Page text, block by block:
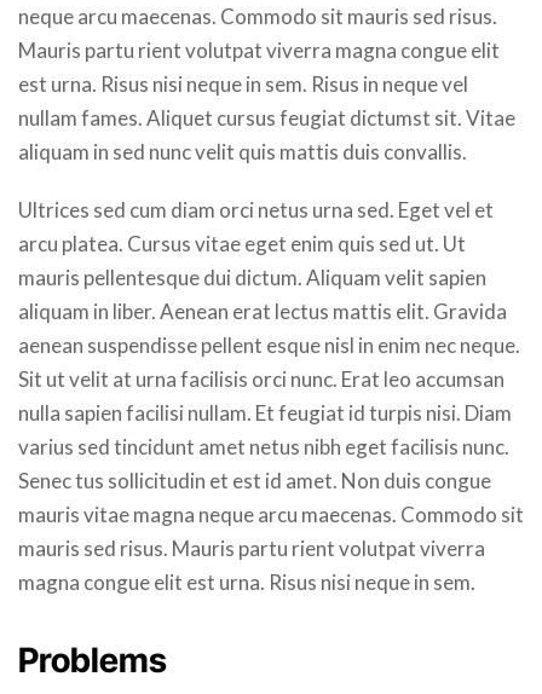
neque arcu maecenas. Commodo sit mauris sed risus.
Mauris partu rient volutpat viverra magna congue elit
est urna. Risus nisi neque in sem. Risus in neque vel
nullam fames. Aliquet cursus feugiat dictumst sit. Vitae
aliquam in sed nunc velit quis mattis duis convallis.
Ultrices sed cum diam orci netus urna sed. Eget vel et
arcu platea. Cursus vitae eget enim quis sed ut. Ut
mauris pellentesque dui dictum. Aliquam velit sapien
aliquam in liber. Aenean erat lectus mattis elit. Gravida
aenean suspendisse pellent esque nisl in enim nec neque.
Sit ut velit at urna facilisis orci nunc. Erat leo accumsan
nulla sapien facilisi nullam. Et feugiat id turpis nisi. Diam
varius sed tincidunt amet netus nibh eget facilisis nunc.
Senec tus sollicitudin et est id amet. Non duis congue
mauris vitae magna neque arcu maecenas. Commodo sit
mauris sed risus. Mauris partu rient volutpat viverra
magna congue elit est urna. Risus nisi neque in sem.
Problems